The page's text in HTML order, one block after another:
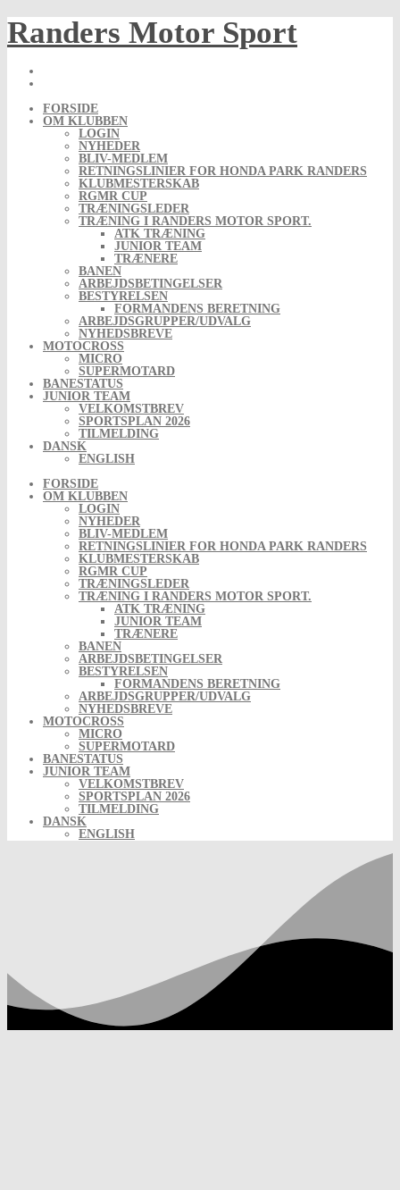
Skip
to
content
Randers Motor Sport
FORSIDE
OM KLUBBEN
LOGIN
NYHEDER
BLIV-MEDLEM
RETNINGSLINIER FOR HONDA PARK RANDERS
KLUBMESTERSKAB
RGMR CUP
TRÆNINGSLEDER
TRÆNING I RANDERS MOTOR SPORT.
ATK TRÆNING
JUNIOR TEAM
TRÆNERE
BANEN
ARBEJDSBETINGELSER
BESTYRELSEN
FORMANDENS BERETNING
ARBEJDSGRUPPER/UDVALG
NYHEDSBREVE
MOTOCROSS
MICRO
SUPERMOTARD
BANESTATUS
JUNIOR TEAM
VELKOMSTBREV
SPORTSPLAN 2026
TILMELDING
DANSK
ENGLISH
FORSIDE
OM KLUBBEN
LOGIN
NYHEDER
BLIV-MEDLEM
RETNINGSLINIER FOR HONDA PARK RANDERS
KLUBMESTERSKAB
RGMR CUP
TRÆNINGSLEDER
TRÆNING I RANDERS MOTOR SPORT.
ATK TRÆNING
JUNIOR TEAM
TRÆNERE
BANEN
ARBEJDSBETINGELSER
BESTYRELSEN
FORMANDENS BERETNING
ARBEJDSGRUPPER/UDVALG
NYHEDSBREVE
MOTOCROSS
MICRO
SUPERMOTARD
BANESTATUS
JUNIOR TEAM
VELKOMSTBREV
SPORTSPLAN 2026
TILMELDING
DANSK
ENGLISH